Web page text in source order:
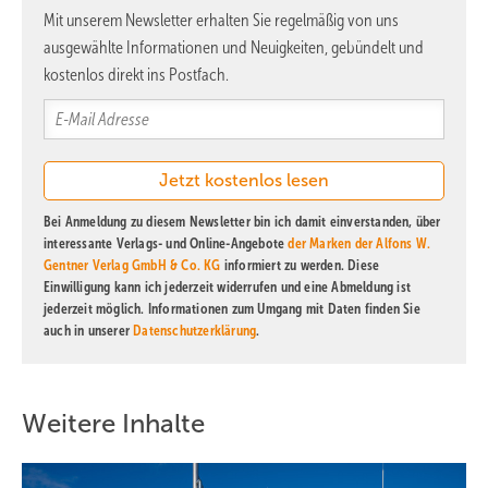
einfacher skalieren zu können. Die Technologie befinde sich aber
noch in den Kinderschuhen und gehe nicht über Laborexperimente
hinaus.
Bislang wird nur an einem Ort
weltweit natürlicher
Wasserstoff gewonnen und
genutzt.
gewonnen und genutzt. In Bourakébougou fördert Mali seit 2011 rund
Mit unserem Newsletter erhalten Sie regelmäßig von uns
ausgewählte Informationen und Neuigkeiten, gebündelt und
kostenlos direkt ins Postfach.
Bei Anmeldung zu diesem Newsletter bin ich damit einverstanden, über
interessante Verlags- und Online-Angeboteder Marken der Alfons W.
Gentner Verlag GmbH & Co. KG informiert zu werden. Diese
Einwilligung kann ich jederzeit widerrufen und eine Abmeldung ist
jederzeit möglich. Informationen zum Umgang mit Daten finden Sie
auch in unserer Datenschutzerklärung.
Weitere Inhalte